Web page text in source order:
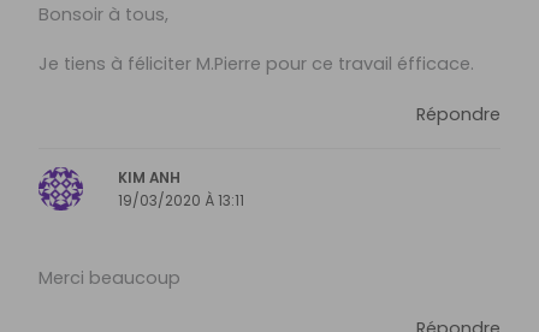
Bonsoir à tous,
Je tiens à féliciter M.Pierre pour ce travail éfficace.
Répondre
KIM ANH
19/03/2020 À 13:11
Merci beaucoup